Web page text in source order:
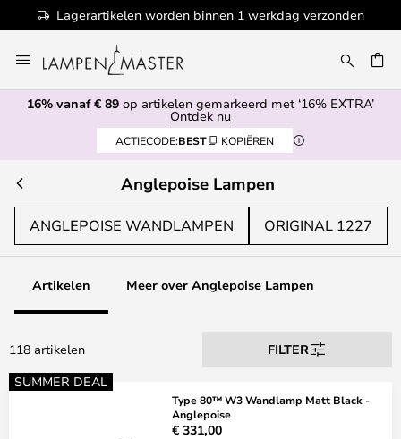
100+ designermerken
naar
de
inhoud
16% vanaf € 89 op artikelen gemarkeerd met ‘16% EXTRA’
Ontdek nu
ACTIECODE:BEST KOPIËREN
Anglepoise Lampen
ANGLEPOISE WANDLAMPEN ORIGINAL 1227
Artikelen Meer over Anglepoise Lampen
118 artikelen
FILTER
SUMMER DEAL
Type 80™ W3 Wandlamp Matt Black -
Anglepoise
€ 331,00